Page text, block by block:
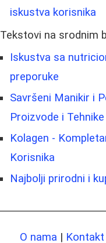
iskustva korisnika
Tekstovi na srodnim
Iskustva sa
preporuke
Savršeni Manikir i
Proizvode i Tehnike
Kolagen -
Korisnika
Najbolji prirodni i
O nama | Kontakt